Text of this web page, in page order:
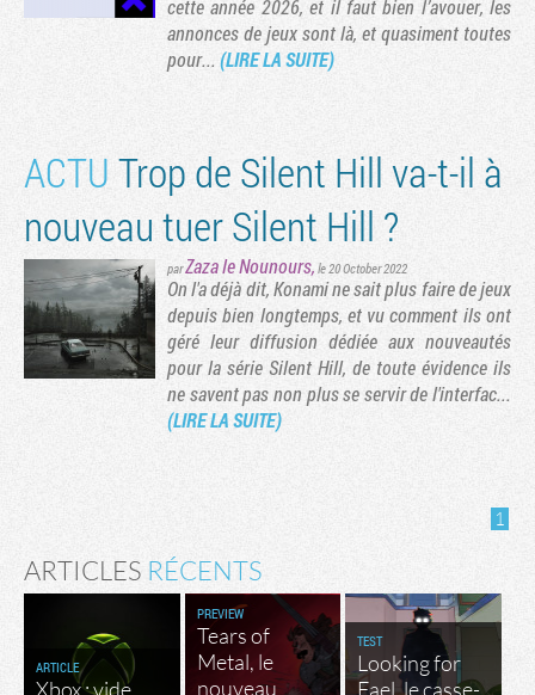
cette année 2026, et il faut bien l’avouer, les
annonces de jeux sont là, et quasiment toutes
pour... (LIRE LA SUITE)
ACTU Trop de Silent Hill va-t-il à
nouveau tuer Silent Hill ?
parZaza le Nounours, le 20 October 2022
On l'a déjà dit, Konami ne sait plus faire de jeux
depuis bien longtemps, et vu comment ils ont
géré leur diffusion dédiée aux nouveautés
pour la série Silent Hill, de toute évidence ils
ne savent pas non plus se servir de l'interfac...
(LIRE LA SUITE)
1
ARTICLES RÉCENTS
ARTICLE
Xbox : vide
PREVIEW
Tears of
Metal, le
nouveau
TEST
Looking for
Fael, le casse-